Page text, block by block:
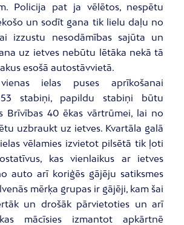
Policija pat ja vēlētos, nespētu
un sodīt gana tik lielu daļu no
izzustu nesodāmības sajūta un
uz ietves nebūtu lētāka nekā tā
esošā autostāvvietā.
ielas puses aprīkošanai
53 stabiņi, papildu stabiņi būtu
Brīvības 40 ēkas vārtrūmei, lai no
uzbraukt uz ietves. Kvartāla galā
vēlamies izvietot pilsētā tik ļoti
kas vienlaikus ar ietves
auto arī koriģēs gājēju satiksmes
mērķa grupas ir gājēji, kam šai
un drošāk pārvietoties un arī
mācīsies izmantot apkārtnē